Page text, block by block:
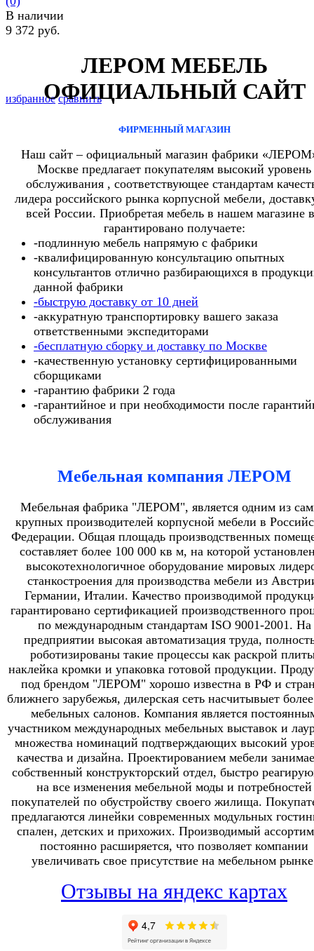
избранное сравнить
В наличии
9 372 руб.
ЛЕРОМ МЕБЕЛЬ
ОФИЦИАЛЬНЫЙ САЙТ
ФИРМЕННЫЙ МАГАЗИН
Наш сайт – официальный магазин фабрики
Москве предлагает покупателям высокий уровень
обслуживания , соответствующее стандартам
лидера российского рынка корпусной мебели,
всей России. Приобретая мебель в нашем магазине
гарантировано получаете:
-подлинную мебель напрямую с фабрики
-квалифицированную консультацию опытных
консультантов отлично разбирающихся в
данной фабрики
-быструю доставку от 10 дней
-аккуратную транспортировку вашего заказа
ответственными экспедиторами
-бесплатную сборку и доставку по Москве
-качественную установку сертифицированными
сборщиками
-гарантию фабрики 2 года
-гарантийное и при необходимости после
обслуживания
Мебельная компания ЛЕРОМ
Мебельная фабрика "ЛЕРОМ", является одним из
крупных производителей корпусной мебели в
Федерации. Общая площадь производственных
составляет более 100 000 кв м, на которой
высокотехнологичное оборудование мировых
станкостроения для производства мебели из
Германии, Италии. Качество производимой
гарантировано сертификацией производственного
по международным стандартам ISO 9001-2001. На
предприятии высокая автоматизация труда,
роботизированы такие процессы как раскрой
наклейка кромки и упаковка готовой продукции.
под брендом "ЛЕРОМ" хорошо известна в РФ и
ближнего зарубежья, дилерская сеть насчитывыет
мебельных салонов. Компания является
участником международных мебельных выставок и
множества номинаций подтверждающих высокий
качества и дизайна. Проектированием мебели
собственный конструкторский отдел, быстро
на все изменения мебельной моды и потребностей
покупателей по обустройству своего жилища.
предлагаются линейки современных модульных
спален, детских и прихожих. Производимый
постоянно расширяется, что позволяет компании
увеличивать свое присутствие на мебельном
Отзывы на яндекс картах